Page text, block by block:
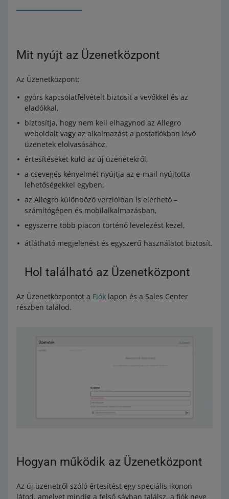
Mit nyújt az Üzenetközpont
Az Üzenetközpont:
gyors kapcsolatfelvételt biztosít a vevőkkel és az
eladókkal,
biztosítja, hogy nem kell elhagynod az Allegro
weboldalt vagy az alkalmazást a postafiókban lévő
üzenetek elolvasásához,
értesítéseket küld az új üzenetekről,
a csevegés kényelmét nyújtja az e-mail nyújtotta
lehetőségekkel egyben,
az Allegro különböző verzióiban is elérhető –
számítógépen és mobilalkalmazásban,
egyszerre több piacon történő levelezést kezel,
átlátható megjelenést és egyszerű használatot biztosít.
Hol található az Üzenetközpont
Az Üzenetközpontot a Fiók lapon és a Sales Center
részben találod.
Hogyan működik az Üzenetközpont
Az új üzenetről szóló értesítést egy speciális ikonon
látod, amelyet mindig a felső sávban találsz, a fiók neve